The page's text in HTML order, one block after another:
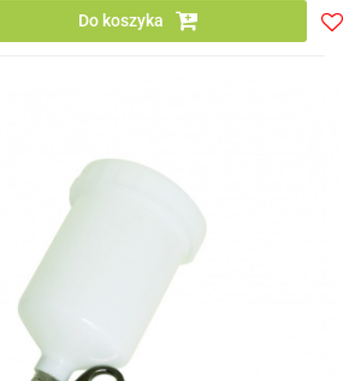
Do koszyka